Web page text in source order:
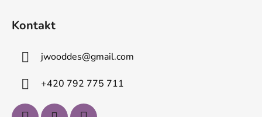
Kontakt
jwooddes@gmail.com
+420 792 775 711